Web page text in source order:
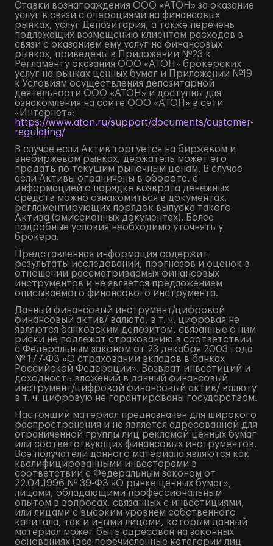
Ставки вознаграждения ООО «АТОН» за оказание
услуг в связи с операциями на финансовых
рынках, услуг Депозитария, а также перечень
подлежащих возмещению клиентом расходов в
связи с оказанием ему услуг на финансовых
рынках, приведены в Приложении №23 к
Регламенту оказания ООО «АТОН» брокерских
услуг на рынках ценных бумаг и Приложении №19
к Условиям осуществления депозитарной
деятельности ООО «АТОН» и доступны для
ознакомления на сайте ООО «АТОН» в сети
«Интернет»:
https://www.aton.ru/support/documents/customer-
regulating/
В случае если Актив торгуется на биржевом и
внебиржевом рынках, держатель может его
продать по текущим рыночным ценам. В случае
если Активы ограничены в обороте, с
информацией о порядке возврата денежных
средств можно ознакомиться в документах,
регламентирующих порядок выпуска такого
Актива (эмиссионных документах). Более
подробные условия необходимо уточнять у
брокера.
Представленная информация содержит
результаты исследований, прогнозов и оценок в
отношении рассматриваемых финансовых
инструментов и не является предложением
описываемого финансового инструмента.
Данный финансовый инструмент/цифровой
финансовый актив/ валюта, в т. ч. цифровая не
являются банковским депозитом, связанные с ним
риски не подлежат страхованию в соответствии
с Федеральным законом от 23 декабря 2003 года
№ 177-ФЗ «О страховании вкладов в банках
Российской Федерации». Возврат инвестиций и
доходность вложений в данный финансовый
инструмент/цифровой финансовый актив/ валюту
в т. ч. цифровую не гарантированы государством.
Настоящий материал предназначен для широкого
распространения и не является адресованной для
ограниченной группы лиц рекламой ценных бумаг
или соответствующих финансовых инструментов.
Все получатели данного материала являются как
квалифицированными инвесторами в
соответствии с Федеральным законом от
22.04.1996 № 39-ФЗ «О рынке ценных бумаг»,
лицами, обладающими профессиональным
опытом в вопросах, связанных с инвестициями,
или лицами с высоким уровнем собственного
капитала, так и иными лицами, которым данный
материал может быть адресован на законных
основаниях (все перечисленные категории лиц